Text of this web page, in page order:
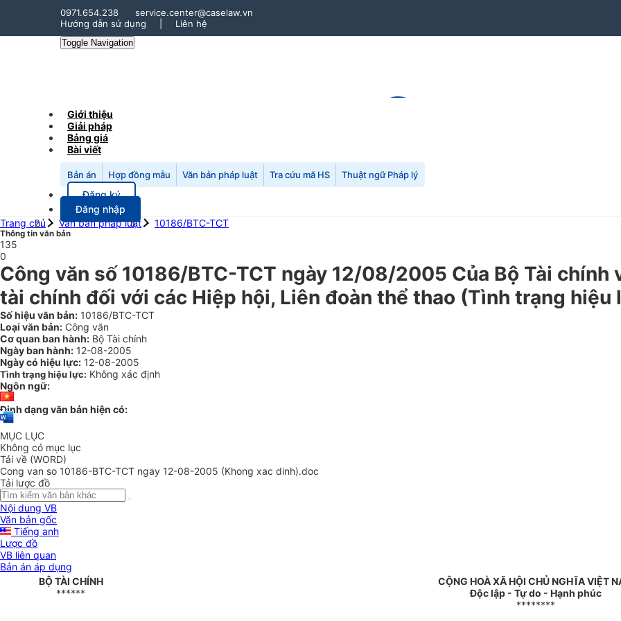
0971.654.238
service.center@caselaw.vn
Hướng dẫn sử dụng
Liên hệ
Toggle Navigation
Giới thiệu
Giải pháp
Bảng giá
Bài viết
Bản án Hợp đồng mẫu Văn bản pháp luật Tra cứu mã HS Thuật ngữ Pháp lý
Đăng ký
Đăng nhập
Trang chủ
Văn bản pháp luật 10186/BTC-TCT
Thông tin văn bản
135
0
Công văn số 10186/BTC-TCT ngày 12/08/2005 Của Bộ Tài chính
tài chính đối với các Hiệp hội, Liên đoàn thể thao (Tình trạng
Số hiệu văn bản: 10186/BTC-TCT
Loại văn bản: Công văn
Cơ quan ban hành: Bộ Tài chính
Ngày ban hành: 12-08-2005
Ngày có hiệu lực: 12-08-2005
Tình trạng hiệu lực: Không xác định
Ngôn ngữ:
Định dạng văn bản hiện có:
MỤC LỤC
Không có mục lục
Tải về (WORD)
Cong van so 10186-BTC-TCT ngay 12-08-2005 (Khong xac dinh).doc
Tải lược đồ
Nội dung VB
Văn bản gốc
Tiếng anh
Lược đồ
VB liên quan
Bản án áp dụng
BỘ TÀI CHÍNH
******
CỘNG HOÀ XÃ HỘI CHỦ NGHĨA VIỆT
Độc lập - Tự do - Hạnh phúc
********